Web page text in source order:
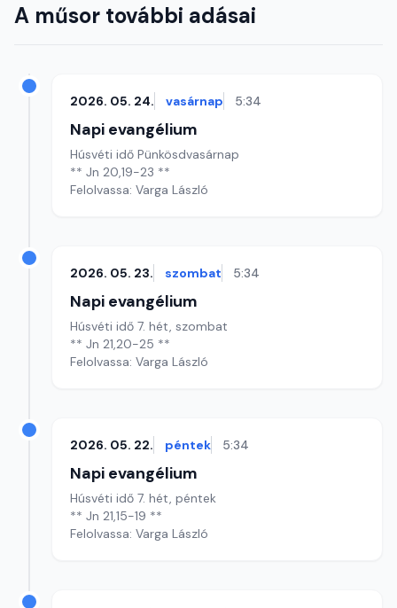
A műsor további adásai
2026. 05. 24. vasárnap 5:34
Napi evangélium
Húsvéti idő Pünkösdvasárnap
** Jn 20,19-23 **
Felolvassa: Varga László
2026. 05. 23. szombat 5:34
Napi evangélium
Húsvéti idő 7. hét, szombat
** Jn 21,20-25 **
Felolvassa: Varga László
2026. 05. 22. péntek 5:34
Napi evangélium
Húsvéti idő 7. hét, péntek
** Jn 21,15-19 **
Felolvassa: Varga László